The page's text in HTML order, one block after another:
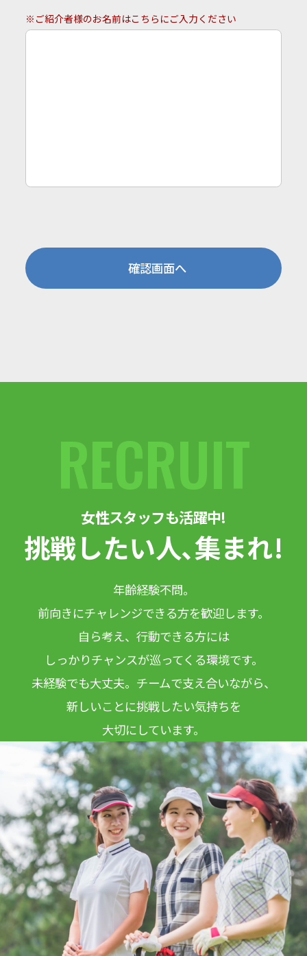
※ご紹介者様のお名前はこちらにご入力ください
RECRUIT
女性スタッフも活躍中!
挑戦したい人､集まれ!
年齢経験不問。
前向きにチャレンジできる方を歓迎します。
自ら考え、行動できる方には
しっかりチャンスが巡ってくる環境です。
未経験でも大丈夫。チームで支え合いながら、
新しいことに挑戦したい気持ちを
大切にしています。